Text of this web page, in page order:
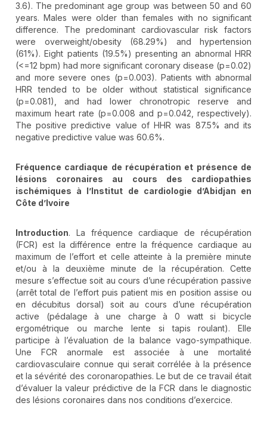
3.6). The predominant age group was between 50 and 60
years. Males were older than females with no significant
difference. The predominant cardiovascular risk factors
were overweight/obesity (68.29%) and hypertension
(61%). Eight patients (19.5%) presenting an abnormal HRR
(<=12 bpm) had more significant coronary disease (p=0.02)
and more severe ones (p=0.003). Patients with abnormal
HRR tended to be older without statistical significance
(p=0.081), and had lower chronotropic reserve and
maximum heart rate (p=0.008 and p=0.042, respectively).
The positive predictive value of HHR was 87.5% and its
negative predictive value was 60.6%.
Fréquence cardiaque de récupération et présence de
lésions coronaires au cours des cardiopathies
ischémiques à l’Institut de cardiologie d’Abidjan en
Côte d’Ivoire
Introduction. La fréquence cardiaque de récupération
(FCR) est la différence entre la fréquence cardiaque au
maximum de l’effort et celle atteinte à la première minute
et/ou à la deuxième minute de la récupération. Cette
mesure s’effectue soit au cours d’une récupération passive
(arrêt total de l’effort puis patient mis en position assise ou
en décubitus dorsal) soit au cours d’une récupération
active (pédalage à une charge à 0 watt si bicycle
ergométrique ou marche lente si tapis roulant). Elle
participe à l’évaluation de la balance vago-sympathique.
Une FCR anormale est associée à une mortalité
cardiovasculaire connue qui serait corrélée à la présence
et la sévérité des coronaropathies. Le but de ce travail était
d’évaluer la valeur prédictive de la FCR dans le diagnostic
des lésions coronaires dans nos conditions d’exercice.